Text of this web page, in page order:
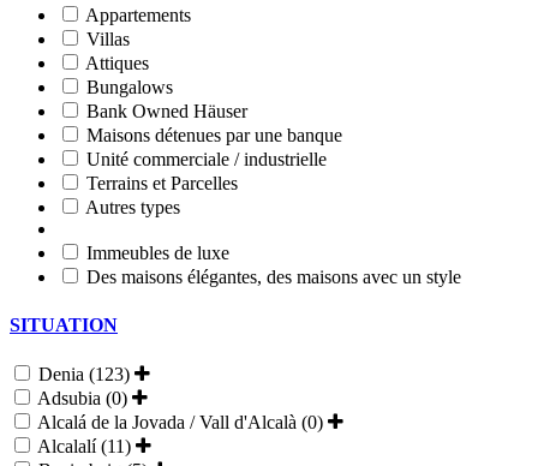
Appartements
Villas
Attiques
Bungalows
Bank Owned Häuser
Maisons détenues par une banque
Unité commerciale / industrielle
Terrains et Parcelles
Autres types
Immeubles de luxe
Des maisons élégantes, des maisons avec un style
SITUATION
Denia (123)
Adsubia (0)
Alcalá de la Jovada / Vall d'Alcalà (0)
Alcalalí (11)